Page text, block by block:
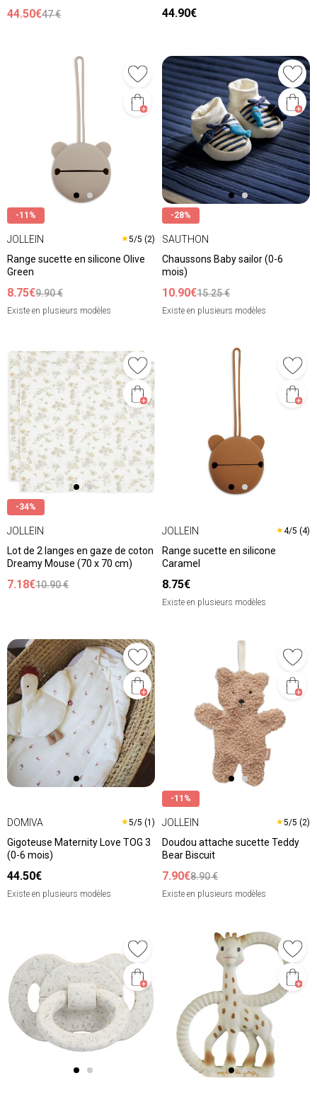
44.50€47 € 44.90€
-11%
JOLLEIN ★5/5 (2)
Range sucette en silicone Olive
Green
8.75€9.90 €
Existe en plusieurs modèles
-28%
SAUTHON
Chaussons Baby sailor (0-6
mois)
10.90€15.25 €
Existe en plusieurs modèles
-34%
JOLLEIN
Lot de 2 langes en gaze de coton
Dreamy Mouse (70 x 70 cm)
7.18€10.90 €
JOLLEIN ★4/5 (4)
Range sucette en silicone
Caramel
8.75€
Existe en plusieurs modèles
DOMIVA ★5/5 (1)
Gigoteuse Maternity Love TOG 3
(0-6 mois)
44.50€
Existe en plusieurs modèles
-11%
JOLLEIN ★5/5 (2)
Doudou attache sucette Teddy
Bear Biscuit
7.90€8.90 €
Existe en plusieurs modèles